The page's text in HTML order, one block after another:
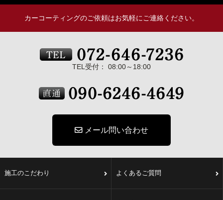
カーコーティングのご依頼はお気軽にご連絡ください。
TEL受付： 08:00～18:00
メール問い合わせ
施工のこだわり よくあるご質問